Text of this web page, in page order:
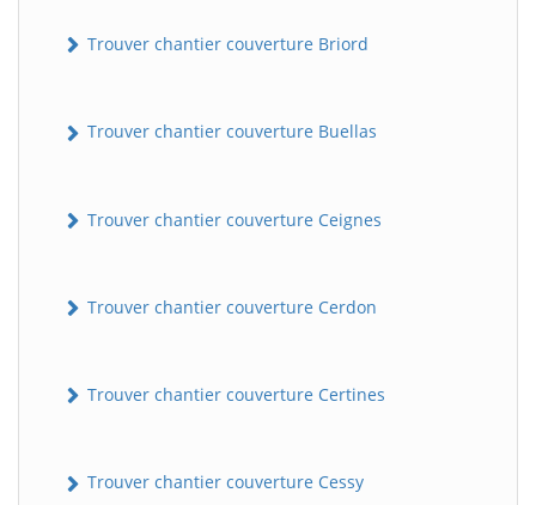
Trouver chantier couverture Briord
Trouver chantier couverture Buellas
Trouver chantier couverture Ceignes
Trouver chantier couverture Cerdon
Trouver chantier couverture Certines
Trouver chantier couverture Cessy